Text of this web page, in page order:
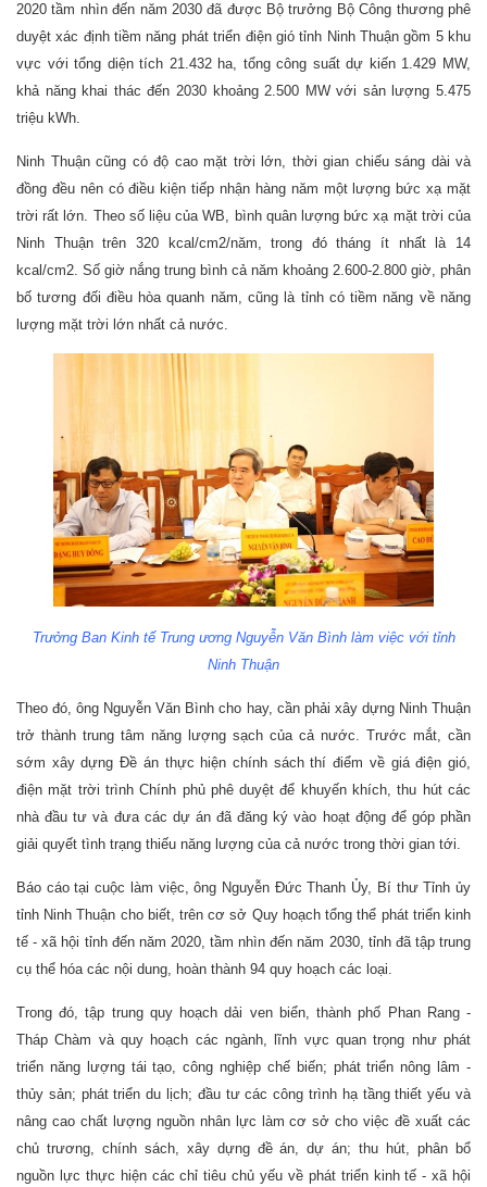
2020 tầm nhìn đến năm 2030 đã được Bộ trưởng Bộ Công thương phê
duyệt xác định tiềm năng phát triển điện gió tỉnh Ninh Thuận gồm 5 khu
vực với tổng diện tích 21.432 ha, tổng công suất dự kiến 1.429 MW,
khả năng khai thác đến 2030 khoảng 2.500 MW với sản lượng 5.475
triệu kWh.
Ninh Thuận cũng có độ cao mặt trời lớn, thời gian chiếu sáng dài và
đồng đều nên có điều kiện tiếp nhận hàng năm một lượng bức xạ mặt
trời rất lớn. Theo số liệu của WB, bình quân lượng bức xạ mặt trời của
Ninh Thuận trên 320 kcal/cm2/năm, trong đó tháng ít nhất là 14
kcal/cm2. Số giờ nắng trung bình cả năm khoảng 2.600-2.800 giờ, phân
bố tương đối điều hòa quanh năm, cũng là tỉnh có tiềm năng về năng
lượng mặt trời lớn nhất cả nước.
Trưởng Ban Kinh tế Trung ương Nguyễn Văn Bình làm việc với tỉnh
Ninh Thuận
Theo đó, ông Nguyễn Văn Bình cho hay, cần phải xây dựng Ninh Thuận
trở thành trung tâm năng lượng sạch của cả nước. Trước mắt, cần
sớm xây dựng Đề án thực hiện chính sách thí điểm về giá điện gió,
điện mặt trời trình Chính phủ phê duyệt để khuyến khích, thu hút các
nhà đầu tư và đưa các dự án đã đăng ký vào hoạt động để góp phần
giải quyết tình trạng thiếu năng lượng của cả nước trong thời gian tới.
Báo cáo tại cuộc làm việc, ông Nguyễn Đức Thanh Ủy, Bí thư Tỉnh ủy
tỉnh Ninh Thuận cho biết, trên cơ sở Quy hoạch tổng thể phát triển kinh
tế - xã hội tỉnh đến năm 2020, tầm nhìn đến năm 2030, tỉnh đã tập trung
cụ thể hóa các nội dung, hoàn thành 94 quy hoạch các loại.
Trong đó, tập trung quy hoạch dải ven biển, thành phố Phan Rang -
Tháp Chàm và quy hoạch các ngành, lĩnh vực quan trọng như phát
triển năng lượng tái tạo, công nghiệp chế biến; phát triển nông lâm -
thủy sản; phát triển du lịch; đầu tư các công trình hạ tầng thiết yếu và
nâng cao chất lượng nguồn nhân lực làm cơ sở cho việc đề xuất các
chủ trương, chính sách, xây dựng đề án, dự án; thu hút, phân bổ
nguồn lực thực hiện các chỉ tiêu chủ yếu về phát triển kinh tế - xã hội